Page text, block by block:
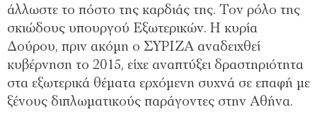
άλλωστε το πόστο της καρδιάς της. Τον ρόλο της
σκιώδους υπουργού Εξωτερικών. Η κυρία
Δούρου, πριν ακόμη ο ΣΥΡΙΖΑ αναδειχθεί
κυβέρνηση το 2015, είχε αναπτύξει δραστηριότητα
στα εξωτερικά θέματα ερχόμενη συχνά σε επαφή με
ξένους διπλωματικούς παράγοντες στην Αθήνα.